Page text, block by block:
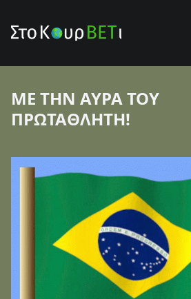
ΜΕ ΤΗΝ ΑΥΡΑ ΤΟΥ
ΠΡΩΤΑΘΛΗΤΗ!